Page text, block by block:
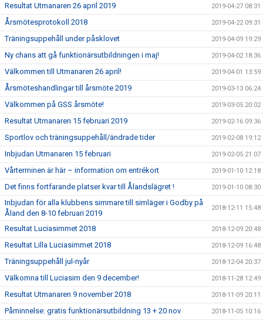
Resultat Utmanaren 26 april 2019 2019-04-27 08:31
Årsmötesprotokoll 2018 2019-04-22 09:31
Träningsuppehåll under påsklovet 2019-04-09 19:29
Ny chans att gå funktionärsutbildningen i maj! 2019-04-02 18:36
Välkommen till Utmanaren 26 april! 2019-04-01 13:59
Årsmöteshandlingar till årsmöte 2019 2019-03-13 06:24
Välkommen på GSS årsmöte! 2019-03-05 20:02
Resultat Utmanaren 15 februari 2019 2019-02-16 09:36
Sportlov och träningsuppehåll/ändrade tider 2019-02-08 19:12
Inbjudan Utmanaren 15 februari 2019-02-05 21:07
Vårterminen är här – information om entrékort 2019-01-10 12:18
Det finns fortfarande platser kvar till Ålandslägret ! 2019-01-10 08:30
Inbjudan för alla klubbens simmare till simläger i Godby på
Åland den 8-10 februari 2019
2018-12-11 15:48
Resultat Luciasimmet 2018 2018-12-09 20:48
Resultat Lilla Luciasimmet 2018 2018-12-09 16:48
Träningsuppehåll jul-nyår 2018-12-04 20:37
Välkomna till Luciasim den 9 december! 2018-11-28 12:49
Resultat Utmanaren 9 november 2018 2018-11-09 20:11
Påminnelse: gratis funktionärsutbildning 13 + 20 nov 2018-11-05 10:16